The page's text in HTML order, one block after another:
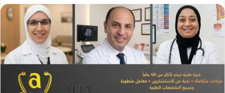
ل
ر